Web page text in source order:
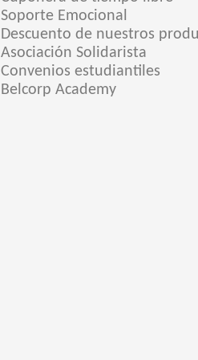
Soporte Emocional
Descuento de nuestros
Asociación Solidarista
Convenios estudiantiles
Belcorp Academy